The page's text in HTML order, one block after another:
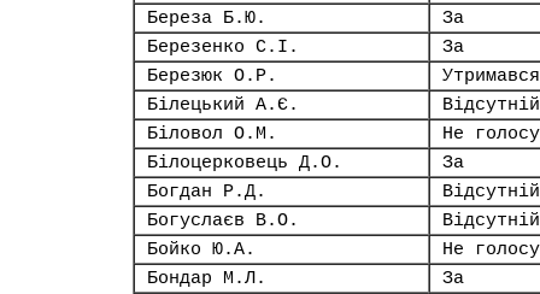
Береза Б.Ю.
За
Березенко С.І.
За
Березюк О.Р.
Утримався
Білецький А.Є.
Відсутній
Біловол О.М.
Не
Білоцерковець Д.О.
За
Богдан Р.Д.
Відсутній
Богуслаєв В.О.
Відсутній
Бойко Ю.А.
Не
Бондар М.Л.
За